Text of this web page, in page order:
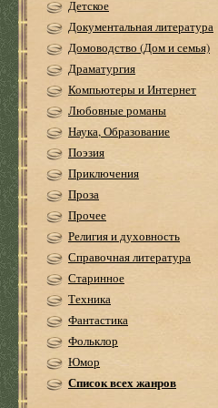
Детское
Документальная литература
Домоводство (Дом и семья)
Драматургия
Компьютеры и Интернет
Любовные романы
Наука, Образование
Поэзия
Приключения
Проза
Прочее
Религия и духовность
Справочная литература
Старинное
Техника
Фантастика
Фольклор
Юмор
Список всех жанров